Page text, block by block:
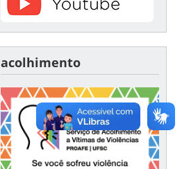
acolhimento